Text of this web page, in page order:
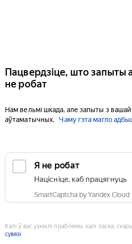
Пацвердзіце, што запыты
не робат
Нам вельмі шкада, але запыты з
аўтаматычных.
Чаму гэта магло
Я не робат
Націсніце, каб працягнуць
SmartCaptcha by Yandex Cloud
Калі ў вас узніклі праблемы, калі ласка,
сувязі